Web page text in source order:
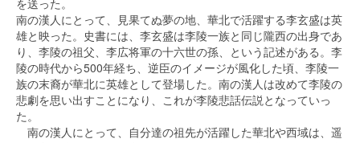
を送った。
南の漢人にとって、見果てぬ夢の地、華北で活躍する李玄盛は英
雄と映った。史書には、李玄盛は李陵一族と同じ隴西の出身であ
り、李陵の祖父、李広将軍の十六世の孫、という記述がある。李
陵の時代から500年経ち、逆臣のイメージが風化した頃、李陵一
族の末裔が華北に英雄として登場した。南の漢人は改めて李陵の
悲劇を思い出すことになり、これが李陵悲話伝説となっていっ
た。
南の漢人にとって、自分達の祖先が活躍した華北や西域は、遥